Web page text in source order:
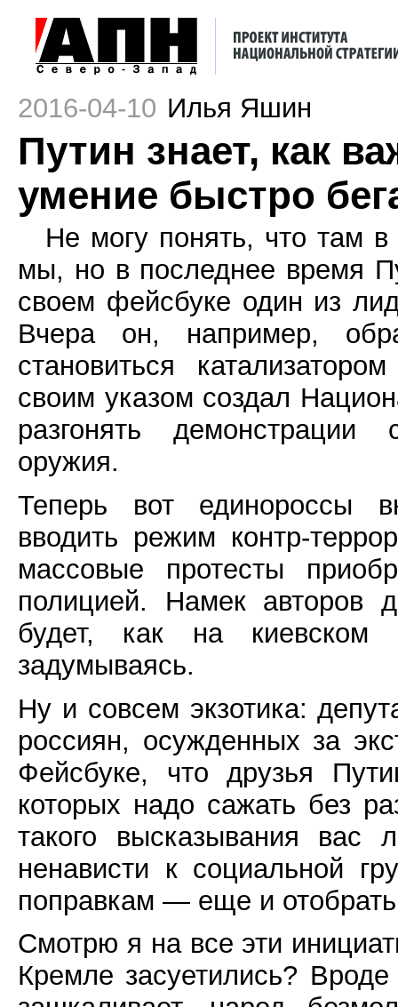
2016-04-10 Илья Яшин
Путин знает, как
умение быстро
Не могу понять, что там
мы, но в последнее время
своем фейсбуке один из
Вчера он, например,
становиться
своим указом создал
разгонять демонстрации
оружия.
Теперь вот единороссы
вводить режим контр-
массовые протесты
полицией. Намек авторов
будет, как на киевском
задумываясь.
Ну и совсем экзотика:
россиян, осужденных за
Фейсбуке, что друзья
которых надо сажать без
такого высказывания вас
ненависти к социальной
поправкам — еще и отобрать
Смотрю я на все эти
Кремле засуетились?